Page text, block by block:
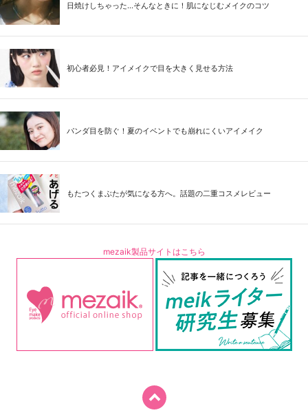
日焼けしちゃった...そんなときに！肌になじむメイクのコツ
初心者必見！アイメイクで目を大きく見せる方法
パンダ目を防ぐ！夏のイベントでも崩れにくいアイメイク
もたつくまぶたが気になる方へ。話題の二重コスメレビュー
mezaik製品サイトはこちら